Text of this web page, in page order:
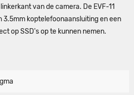
van de camera. De EVF-11
3.5mm koptelefoonaansluiting en een
op SSD's op te kunnen nemen.